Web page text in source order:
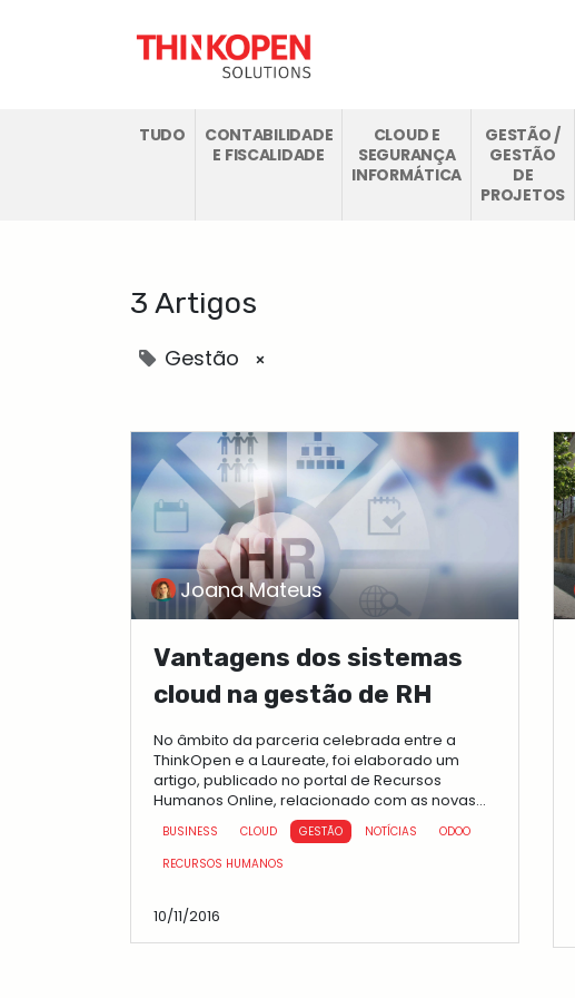
TUDO
CONTABILIDADE
E FISCALIDADE
CLOUD E
SEGURANÇA
INFORMÁTICA
GESTÃO /
GESTÃO
DE
PROJETOS
3 Artigos
Gestão ×
Joana Mateus
Vantagens dos sistemas
cloud na gestão de RH
No âmbito da parceria celebrada entre a
ThinkOpen e a Laureate, foi elaborado um
artigo, publicado no portal de Recursos
Humanos Online, relacionado com as novas
tendências nos Sistemas de Informação ...
BUSINESS CLOUD GESTÃO NOTÍCIAS
ODOO
RECURSOS HUMANOS
10/11/2016